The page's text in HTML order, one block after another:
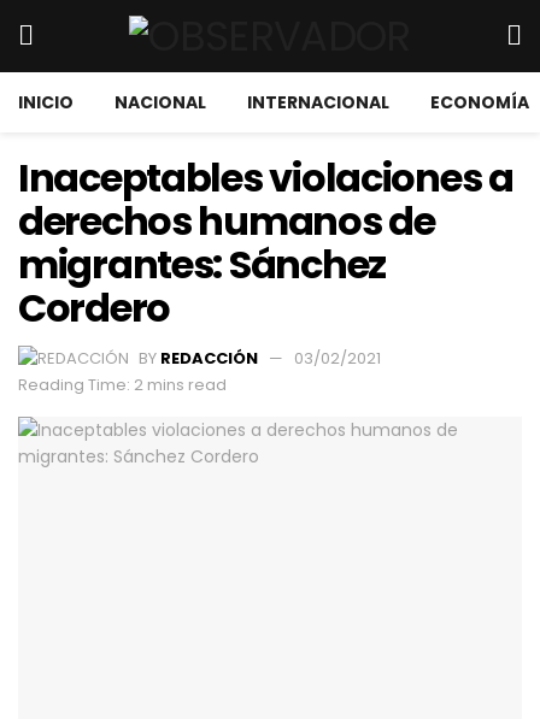
INICIO NACIONAL INTERNACIONAL ECONOMÍA
Inaceptables violaciones a
derechos humanos de
migrantes: Sánchez
Cordero
BY REDACCIÓN
03/02/2021
Reading Time: 2 mins read